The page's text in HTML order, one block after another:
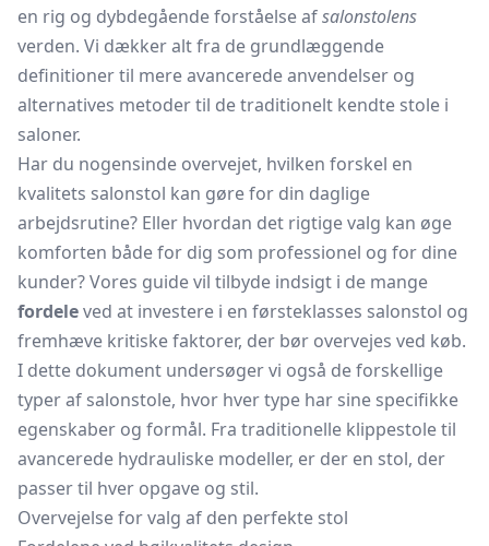
en rig og dybdegående forståelse afsalonstolens
verden. Vi dækker alt fra de grundlæggende
definitioner til mere avancerede anvendelser og
alternatives metoder til de traditionelt kendte stole i
saloner.
Har du nogensinde overvejet, hvilken forskel en
kvalitets salonstol kan gøre for din daglige
arbejdsrutine? Eller hvordan det rigtige valg kan øge
komforten både for dig som professionel og for dine
kunder? Vores guide vil tilbyde indsigt i de mange
fordeleved at investere i en førsteklasses salonstol og
fremhæve kritiske faktorer, der bør overvejes ved køb.
I dette dokument undersøger vi også de forskellige
typer af salonstole, hvor hver type har sine specifikke
egenskaber og formål. Fra traditionelle klippestole til
avancerede hydrauliske modeller, er der en stol, der
passer til hver opgave og stil.
Overvejelse for valg af den perfekte stol